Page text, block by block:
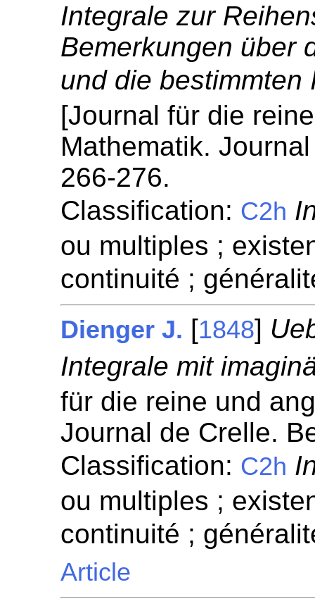
Integrale zur
Bemerkungen über
und die bestimmten
[Journal für die
Mathematik.
266-276.
Classification: C2h
ou multiples ;
continuité ;
Dienger J. [1848]
Integrale mit
für die reine und
Journal de Crelle.
Classification: C2h
ou multiples ;
continuité ;
Article